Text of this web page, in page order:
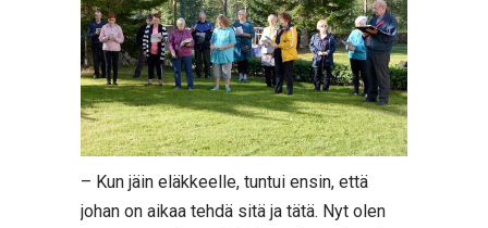
– Kun jäin eläkkeelle, tuntui ensin, että
johan on aikaa tehdä sitä ja tätä. Nyt olen